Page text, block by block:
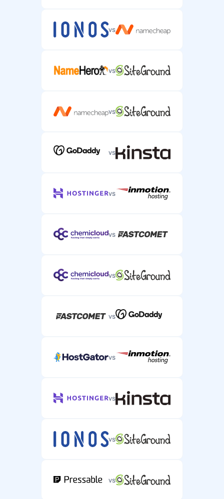
Pagalba telefonu
Pagalba telefonu sudėtingiems serverio talpinimo
vs
vs
vs
vs
vs
vs
vs
vs
vs
vs
vs
vs